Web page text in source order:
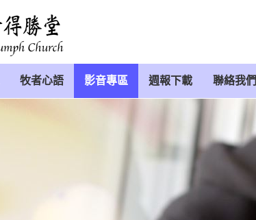
牧者心語 影音專區 週報下載 聯絡我們